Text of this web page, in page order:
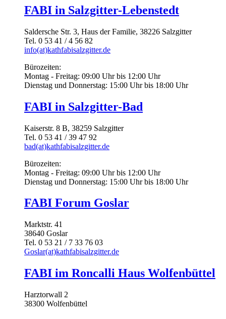
FABI in Salzgitter-Lebenstedt
Saldersche Str. 3, Haus der Familie, 38226 Salzgitter
Tel. 0 53 41 / 4 56 82
info(at)kathfabisalzgitter.de
Bürozeiten:
Montag - Freitag: 09:00 Uhr bis 12:00 Uhr
Dienstag und Donnerstag: 15:00 Uhr bis 18:00 Uhr
FABI in Salzgitter-Bad
Kaiserstr. 8 B, 38259 Salzgitter
Tel. 0 53 41 / 39 47 92
bad(at)kathfabisalzgitter.de
Bürozeiten:
Montag - Freitag: 09:00 Uhr bis 12:00 Uhr
Dienstag und Donnerstag: 15:00 Uhr bis 18:00 Uhr
FABI Forum Goslar
Marktstr. 41
38640 Goslar
Tel. 0 53 21 / 7 33 76 03
Goslar(at)kathfabisalzgitter.de
FABI im Roncalli Haus Wolfenbüttel
Harztorwall 2
38300 Wolfenbüttel